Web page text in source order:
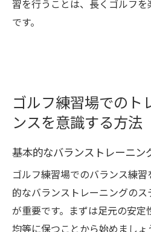
習を行うことは、長くゴルフ
です。
ゴルフ練習場でのト
ンスを意識する方法
基本的なバランストレーニン
ゴルフ練習場でのバランス練
的なバランストレーニングの
が重要です。まずは足元の安